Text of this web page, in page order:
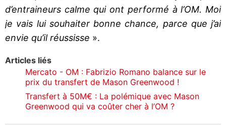
d’entraineurs calme qui ont performé à l’OM. Moi
je vais lui souhaiter bonne chance, parce que j’ai
envie qu’il réussisse ».
Articles liés
Mercato - OM : Fabrizio Romano balance sur le
prix du transfert de Mason Greenwood !
Transfert à 50M€ : La polémique avec Mason
Greenwood qui va coûter cher à l’OM ?